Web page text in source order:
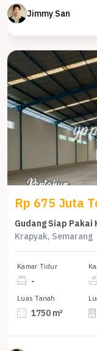
Jimmy San
Rp 675 Juta
Krapyak, Semarang
Kamar Tidur
-
Luas Tanah
1750 m²